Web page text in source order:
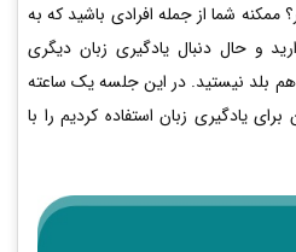
ممکنه شما از جمله افرادی باشید که به
و حال دنبال یادگیری زبان دیگری
هم بلد نیستید. در این جلسه یک ساعته
یادگیری زبان استفاده کردیم را با